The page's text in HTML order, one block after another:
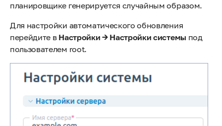
планировщике генерируется случайным образом.
Для настройки автоматического обновления
перейдите в Настройки → Настройки системы под
пользователем root.